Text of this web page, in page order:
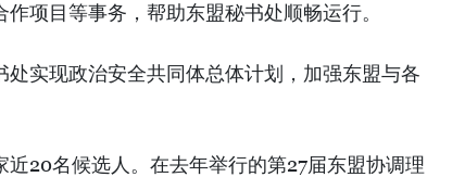
项目等事务，帮助东盟秘书处顺畅运行。
实现政治安全共同体总体计划，加强东盟与各
20名候选人。在去年举行的第27届东盟协调理